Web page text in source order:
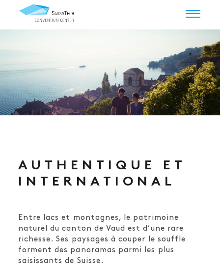
AUTHENTIQUE ET
INTERNATIONAL
Entre lacs et montagnes, le patrimoine
naturel du canton de Vaud est d’une rare
richesse. Ses paysages à couper le souffle
forment des panoramas parmi les plus
saisissants de Suisse.